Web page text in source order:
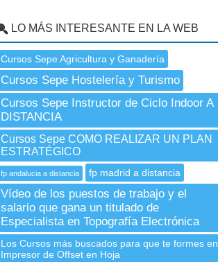
LO MÁS INTERESANTE EN LA WEB
Cursos Sepe Agricultura y Ganadería
Cursos Sepe Hostelería y Turismo
Cursos Sepe Instructor de Ciclo Indoor A
DISTANCIA
Cursos Sepe COMO REALIZAR UN PLAN
ESTRATÉGICO
fp andalucia a distancia fp madrid a distancia
Vídeo de los puestos de trabajo y el
salario que gana un titulado de
Especialista en Topografía Electrónica
Los Cursos más buscados para que te formes en
Impresor de Offset en Hoja